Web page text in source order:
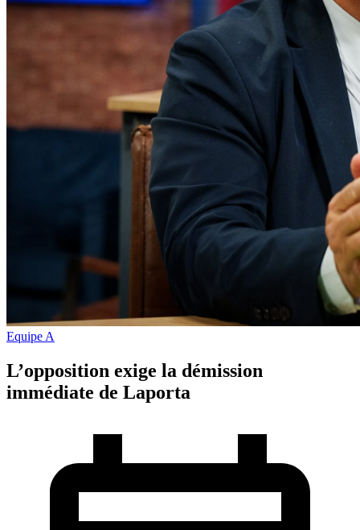
Equipe A
L’opposition exige la démission
immédiate de Laporta